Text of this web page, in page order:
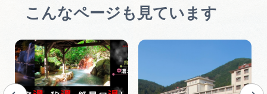
こんなページも見ています